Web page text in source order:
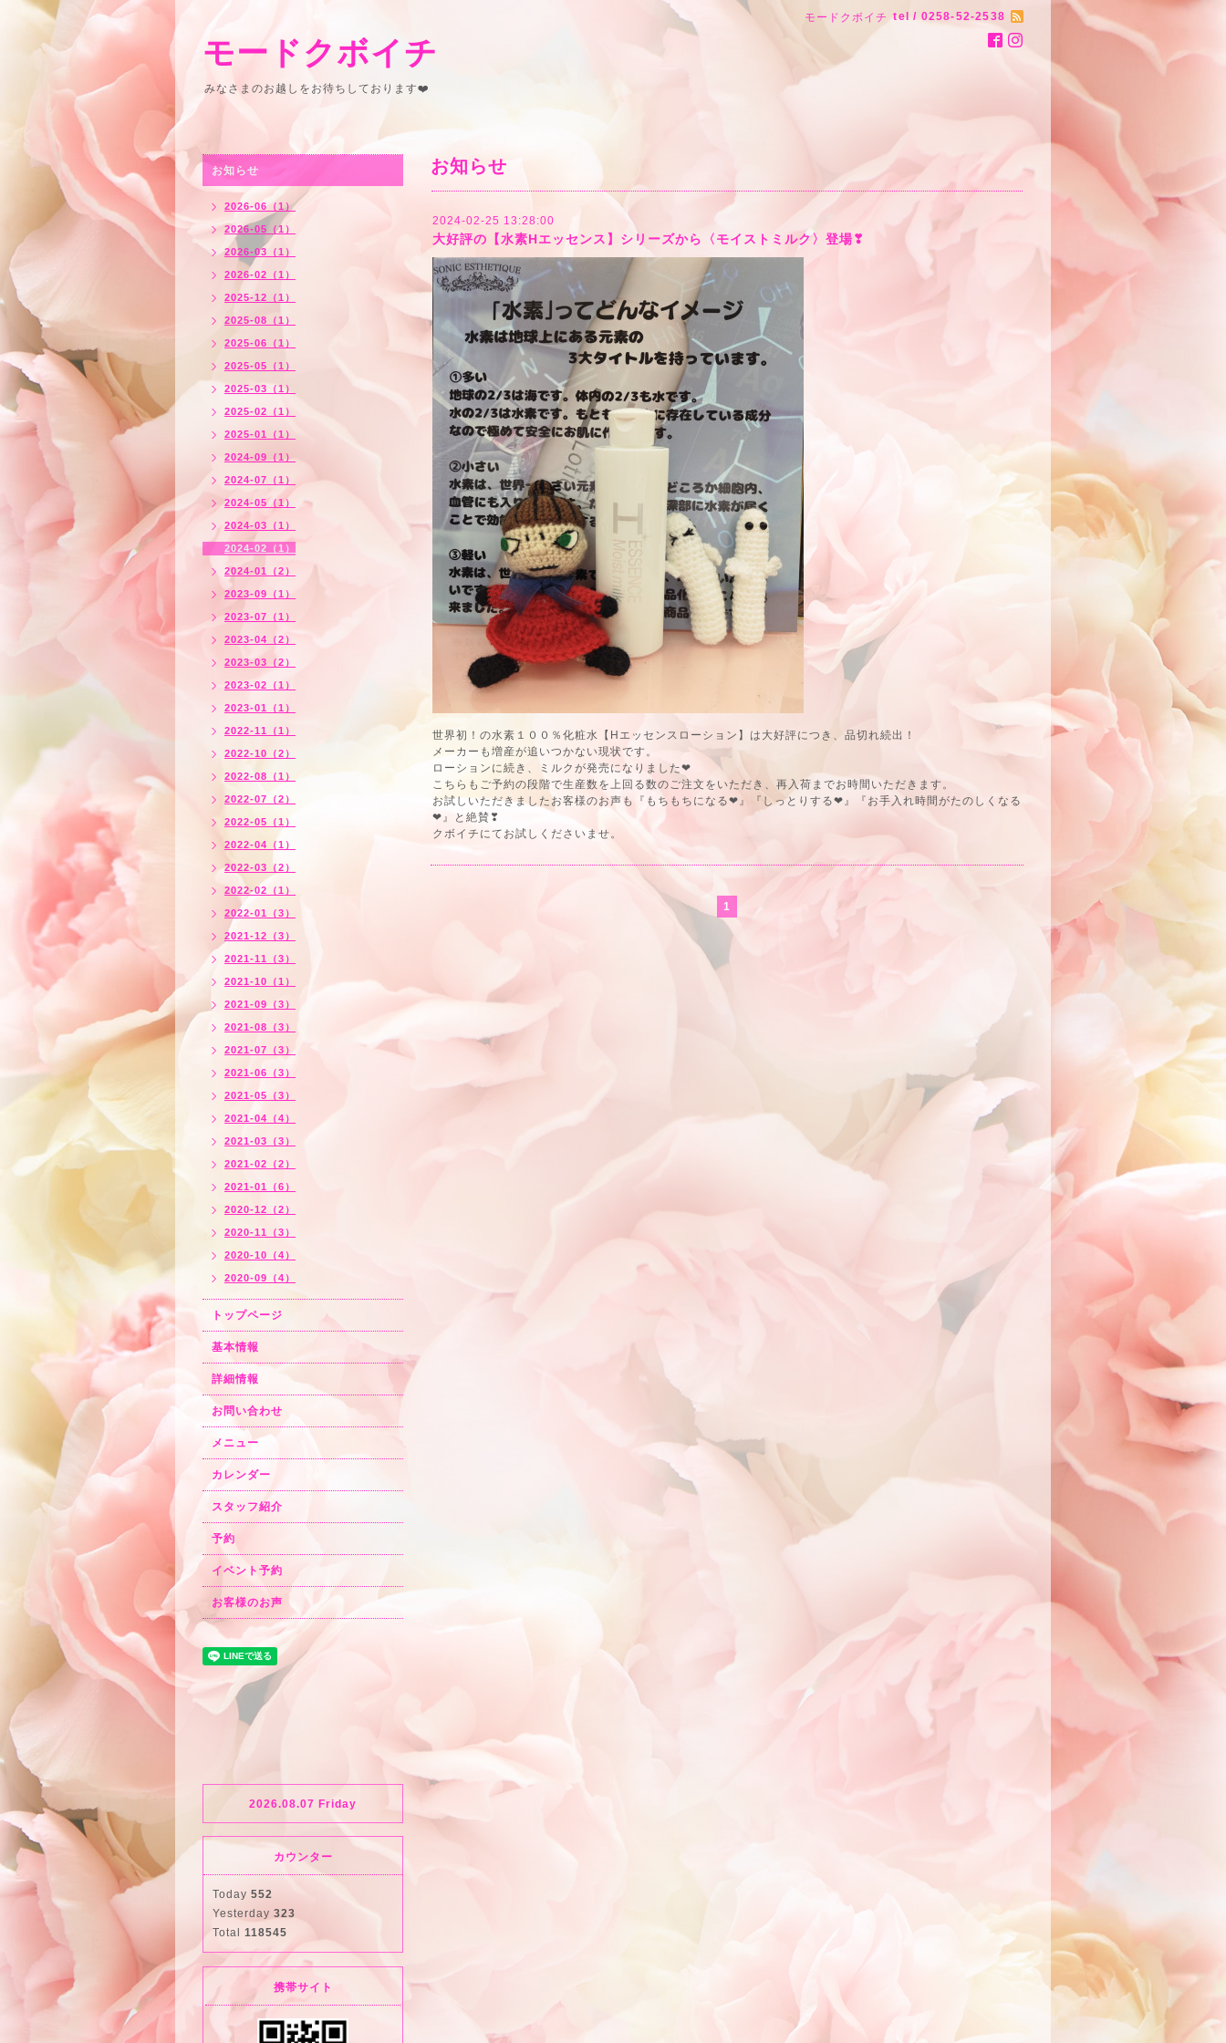
モードクボイチ tel / 0258-52-2538
モードクボイチ
みなさまのお越しをお待ちしております❤️
お知らせ
2024-02-25 13:28:00
大好評の【水素Hエッセンス】シリーズから〈モイストミルク〉登場❣
世界初！の水素１００％化粧水【Hエッセンスローション】は大好評につき、品切れ続出！
メーカーも増産が追いつかない現状です。
ローションに続き、ミルクが発売になりました❤
こちらもご予約の段階で生産数を上回る数のご注文をいただき、再入荷までお時間いただきます。
お試しいただきましたお客様のお声も『もちもちになる❤』『しっとりする❤』『お手入れ時間がたのしくなる
❤』と絶賛❣
クボイチにてお試しくださいませ。
1
お知らせ
2026-06（1）
2026-05（1）
2026-03（1）
2026-02（1）
2025-12（1）
2025-08（1）
2025-06（1）
2025-05（1）
2025-03（1）
2025-02（1）
2025-01（1）
2024-09（1）
2024-07（1）
2024-05（1）
2024-03（1）
2024-02（1）
2024-01（2）
2023-09（1）
2023-07（1）
2023-04（2）
2023-03（2）
2023-02（1）
2023-01（1）
2022-11（1）
2022-10（2）
2022-08（1）
2022-07（2）
2022-05（1）
2022-04（1）
2022-03（2）
2022-02（1）
2022-01（3）
2021-12（3）
2021-11（3）
2021-10（1）
2021-09（3）
2021-08（3）
2021-07（3）
2021-06（3）
2021-05（3）
2021-04（4）
2021-03（3）
2021-02（2）
2021-01（6）
2020-12（2）
2020-11（3）
2020-10（4）
2020-09（4）
トップページ
基本情報
詳細情報
お問い合わせ
メニュー
カレンダー
スタッフ紹介
予約
イベント予約
お客様のお声
2026.08.07 Friday
カウンター
Today 552
Yesterday 323
Total 118545
携帯サイト